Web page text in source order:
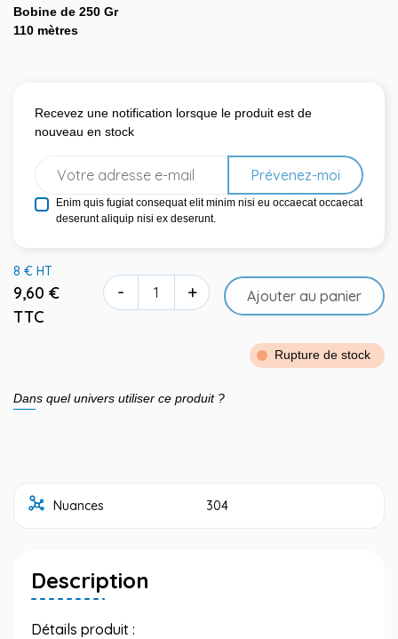
Bobine de 250 Gr
110 mètres
Recevez une notification lorsque le produit est de
nouveau en stock
Prévenez-moi
Enim quis fugiat consequat elit minim nisi eu occaecat occaecat
deserunt aliquip nisi ex deserunt.
8 € HT
9,60 €
TTC
- + Ajouter au panier
Rupture de stock
Dans quel univers utiliser ce produit ?
Nuances 304
Description
Détails produit :